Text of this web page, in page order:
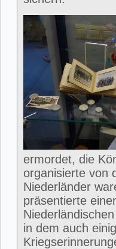
ermordet, die
organisierte von
Niederländer
präsentierte
in dem auch